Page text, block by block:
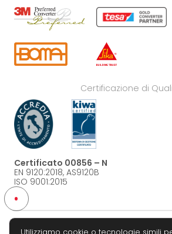
Certificazione di
Certificato 00856 – N
EN 9120:2018, AS9120B
ISO 9001:2015
Utilizziamo cookie o tecnologie simili